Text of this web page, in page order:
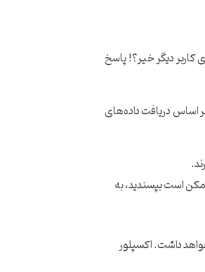
کاربر دیگر خیر؟! پاسخ
اساس دریافت داده‌های
است بپسندید، به
داشت. اکسپلور